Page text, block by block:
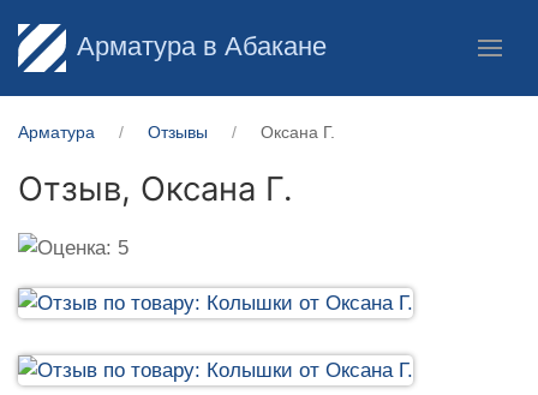
Арматура в Абакане
Арматура Отзывы Оксана Г.
Отзыв, Оксана Г.